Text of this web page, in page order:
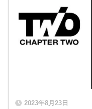
2023年8月23日